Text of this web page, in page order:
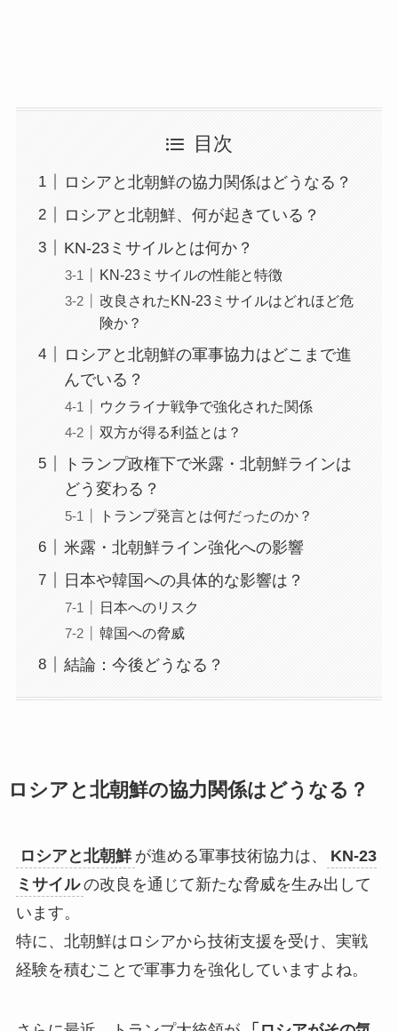
目次
ロシアと北朝鮮の協力関係はどうなる？
ロシアと北朝鮮、何が起きている？
KN-23ミサイルとは何か？
KN-23ミサイルの性能と特徴
改良されたKN-23ミサイルはどれほど危
険か？
ロシアと北朝鮮の軍事協力はどこまで進
んでいる？
ウクライナ戦争で強化された関係
双方が得る利益とは？
トランプ政権下で米露・北朝鮮ラインは
どう変わる？
トランプ発言とは何だったのか？
米露・北朝鮮ライン強化への影響
日本や韓国への具体的な影響は？
日本へのリスク
韓国への脅威
結論：今後どうなる？
ロシアと北朝鮮の協力関係はどうなる？
ロシアと北朝鮮 が進める軍事技術協力は、
KN-23
ミサイル の改良を通じて新たな脅威を生み出して
います。
特に、北朝鮮はロシアから技術支援を受け、実戦
経験を積むことで軍事力を強化していますよね。